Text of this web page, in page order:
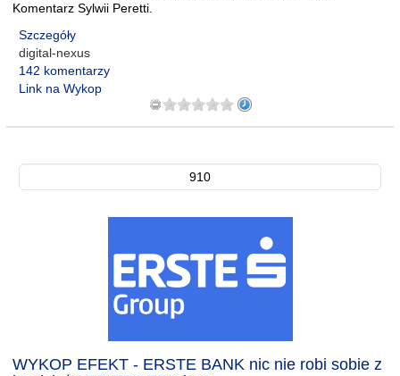
Komentarz Sylwii Peretti.
Szczegóły
digital-nexus
142 komentarzy
Link na Wykop
910
WYKOP EFEKT - ERSTE BANK nic nie robi sobie z